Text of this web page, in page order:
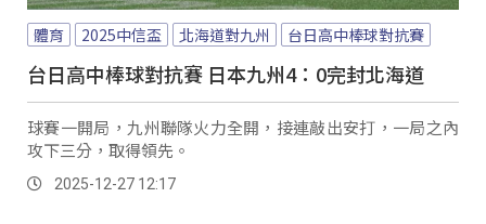
體育 2025中信盃 北海道對九州 台日高中棒球對抗賽
台日高中棒球對抗賽 日本九州4：0完封北海道
球賽一開局，九州聯隊火力全開，接連敲出安打，一局之內
攻下三分，取得領先。
2025-12-27 12:17